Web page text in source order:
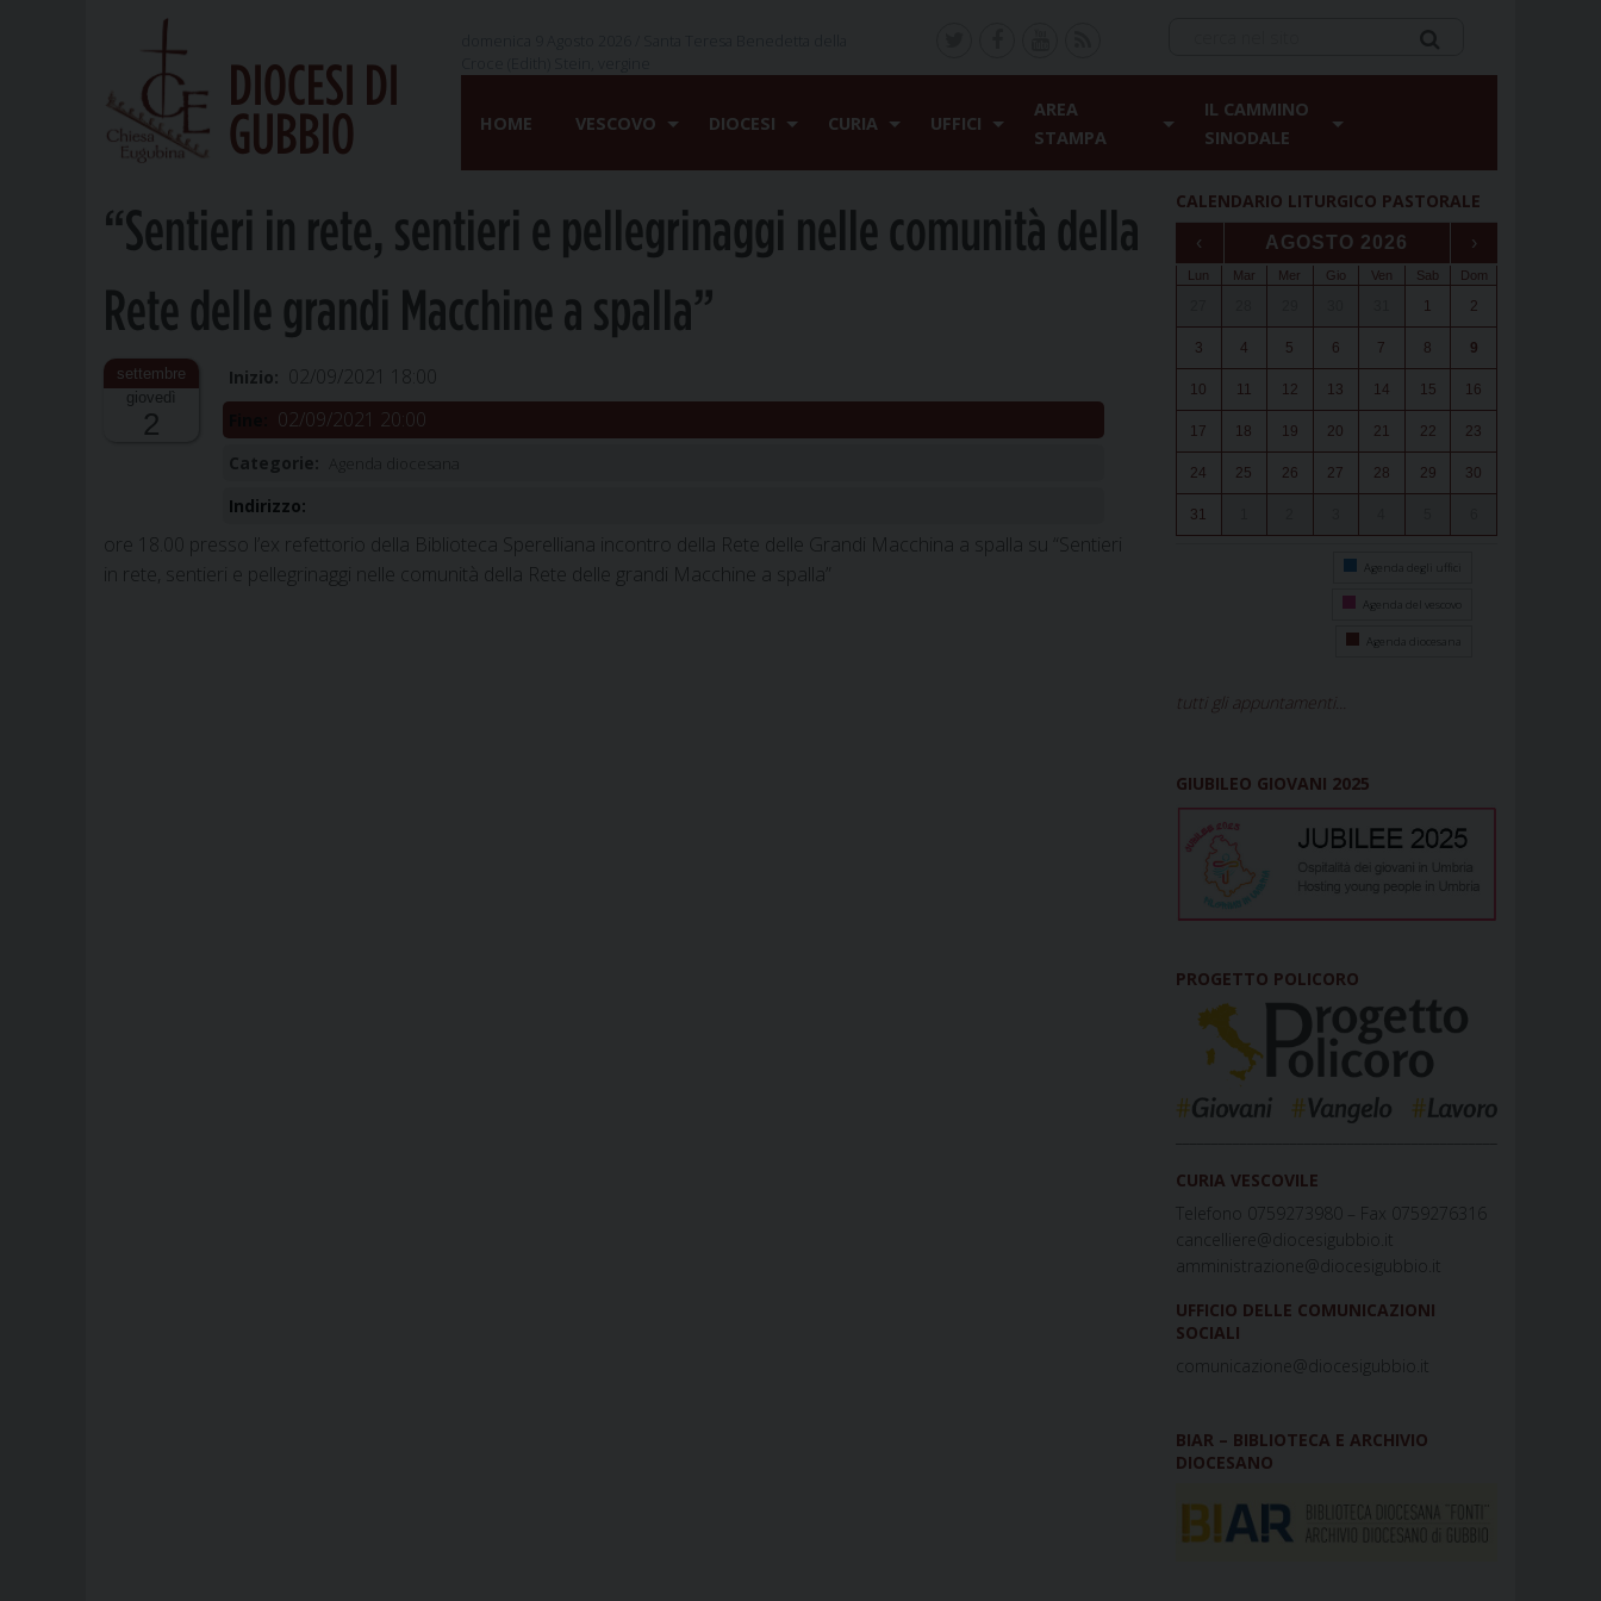
DIOCESI DI
GUBBIO
HOME VESCOVO DIOCESI CURIA UFFICI
AREA
STAMPA
IL CAMMINO
SINODALE
“Sentieri in rete, sentieri e pellegrinaggi nelle comunità della
Rete delle grandi Macchine a spalla”
giovedì
2
Inizio: 02/09/2021 18:00
02/09/2021 20:00
Categorie:
Indirizzo:
ore 18.00 presso l’ex refettorio della Biblioteca Sperelliana incontro della Rete delle Grandi Macchina a spalla su “Sentieri
in rete, sentieri e pellegrinaggi nelle comunità della Rete delle grandi Macchine a spalla”
CALENDARIO LITURGICO PASTORALE
‹ AGOSTO 2026 ›
Lun Mar Mer Gio Ven Sab Dom
1 2
3 4 5 6 7 8 9
10 11 12 13 14 15 16
17 18 19 20 21 22 23
24 25 26 27 28 29 30
31
Agenda degli uffici
Agenda del vescovo
Agenda diocesana
tutti gli appuntamenti...
GIUBILEO GIOVANI 2025
PROGETTO POLICORO
CURIA VESCOVILE
Telefono 0759273980 – Fax 0759276316
cancelliere@diocesigubbio.it
amministrazione@diocesigubbio.it
UFFICIO DELLE COMUNICAZIONI
SOCIALI
comunicazione@diocesigubbio.it
BIAR – BIBLIOTECA E ARCHIVIO
DIOCESANO